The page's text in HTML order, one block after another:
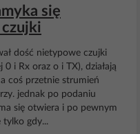
się
dość nietypowe czujki
i Rx oraz o i TX), działają
coś przetnie strumień
jednak po podaniu
się otwiera i po pewnym
tylko gdy...